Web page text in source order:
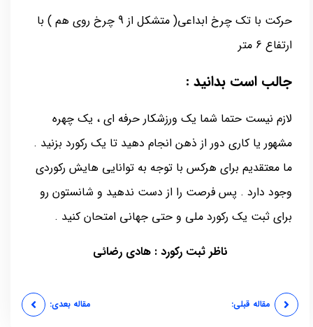
حرکت با تک چرخ ابداعی( متشکل از 9 چرخ روی هم ) با
ارتفاع 6 متر
جالب است بدانید :
لازم نیست حتما شما یک ورزشکار حرفه ای ، یک چهره
مشهور یا کاری دور از ذهن انجام دهید تا یک رکورد بزنید .
ما معتقدیم برای هرکس با توجه به توانایی هایش رکوردی
وجود دارد . پس فرصت را از دست ندهید و شانستون رو
برای ثبت یک رکورد ملی و حتی جهانی امتحان کنید .
ناظر ثبت رکورد : هادی رضائی
مقاله قبلی: مقاله بعدی: